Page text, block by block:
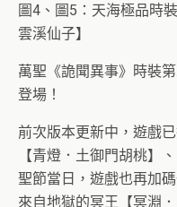
圖4、圖5：天海極品時
雲溪仙子】
萬聖《詭聞異事》時裝
登場！
前次版本更新中，遊戲
【青燈． 土御門胡桃】
聖節當日， 遊戲也再加
來自地獄的冥王【冥淵